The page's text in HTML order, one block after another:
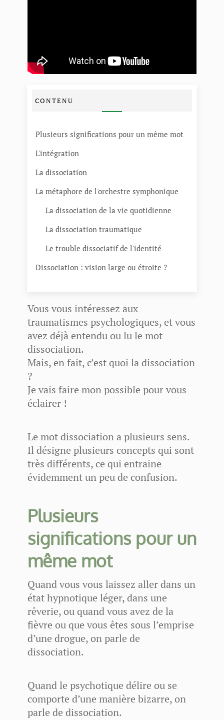
CONTENU
Plusieurs significations pour un même mot
L'intégration
La dissociation
La métaphore de l'orchestre symphonique
La dissociation de la vie quotidienne
La dissociation traumatique
Le trouble dissociatif de l'identité
Dissociation : vision large ou étroite ?
Vous vous intéressez aux
traumatismes psychologiques, et vous
avez déjà entendu ou lu le mot
dissociation.
Mais, en fait, c’est quoi la dissociation
?
Je vais faire mon possible pour vous
éclairer !
Le mot dissociation a plusieurs sens.
Il désigne plusieurs concepts qui sont
très différents, ce qui entraine
évidemment un peu de confusion.
Plusieurs
significations pour un
même mot
Quand vous vous laissez aller dans un
état hypnotique léger, dans une
rêverie, ou quand vous avez de la
fièvre ou que vous êtes sous l’emprise
d’une drogue, on parle de
dissociation.
Quand le psychotique délire ou se
comporte d’une manière bizarre, on
parle de dissociation.